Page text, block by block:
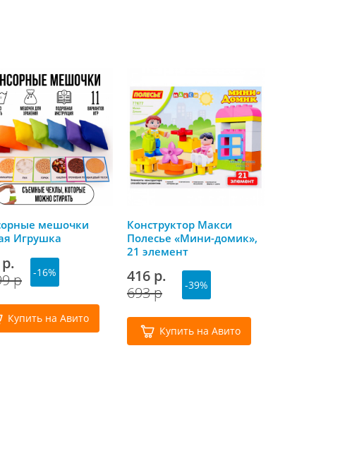
мешочки
Игрушка
р
-16%
Купить на Авито
Конструктор Макси
Полесье «Мини-домик»,
21 элемент
416 р.
693 р
-39%
Купить на Авито